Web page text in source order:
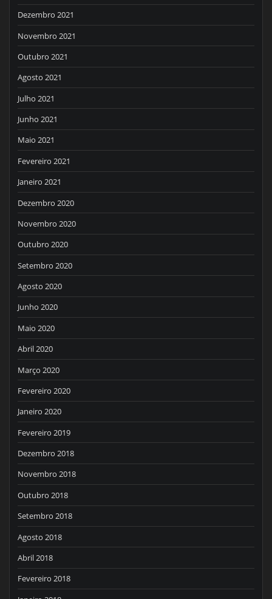
Dezembro 2021
Novembro 2021
Outubro 2021
Agosto 2021
Julho 2021
Junho 2021
Maio 2021
Fevereiro 2021
Janeiro 2021
Dezembro 2020
Novembro 2020
Outubro 2020
Setembro 2020
Agosto 2020
Junho 2020
Maio 2020
Abril 2020
Março 2020
Fevereiro 2020
Janeiro 2020
Fevereiro 2019
Dezembro 2018
Novembro 2018
Outubro 2018
Setembro 2018
Agosto 2018
Abril 2018
Fevereiro 2018